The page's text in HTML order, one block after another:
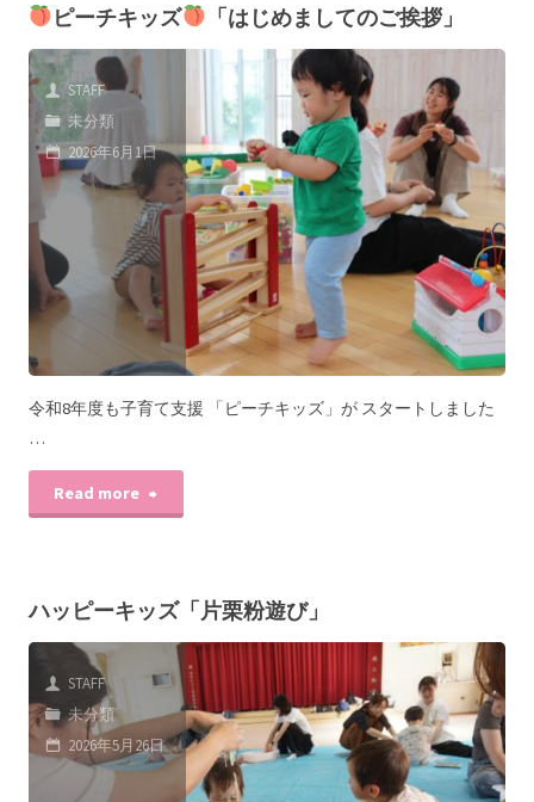
ピーチキッズ 「はじめましてのご挨拶」
STAFF
未分類
2026年6月1日
令和8年度も子育て支援 「ピーチキッズ」が スタートしました
…
Read more
ハッピーキッズ「片栗粉遊び」
STAFF
未分類
2026年5月26日